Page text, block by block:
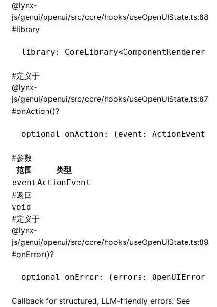
@lynx-
js/genui/openui/src/core/hooks/useOpenUIState.ts:88
#library
library : CoreLibrary<ComponentRenderer
#定义于
@lynx-
js/genui/openui/src/core/hooks/useOpenUIState.ts:87
#onAction()?
optional onAction : (event : ActionEvent
#参数
范围
类型
event ActionEvent
#返回
void
#定义于
@lynx-
js/genui/openui/src/core/hooks/useOpenUIState.ts:89
#onError()?
optional onError : (errors : OpenUIError
Callback for structured, LLM-friendly errors. See